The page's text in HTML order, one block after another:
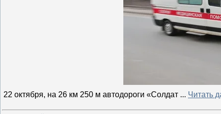
22 октября, на 26 км 250 м автодороги «Солдат ... Читать